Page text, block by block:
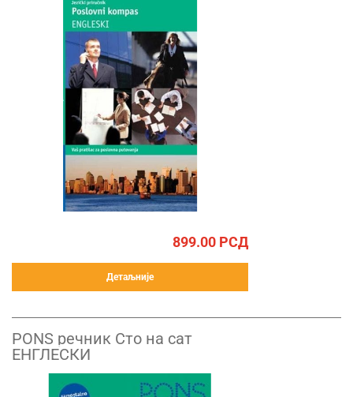
899.00 РСД
Детаљније
PONS речник Сто на сат
ЕНГЛЕСКИ